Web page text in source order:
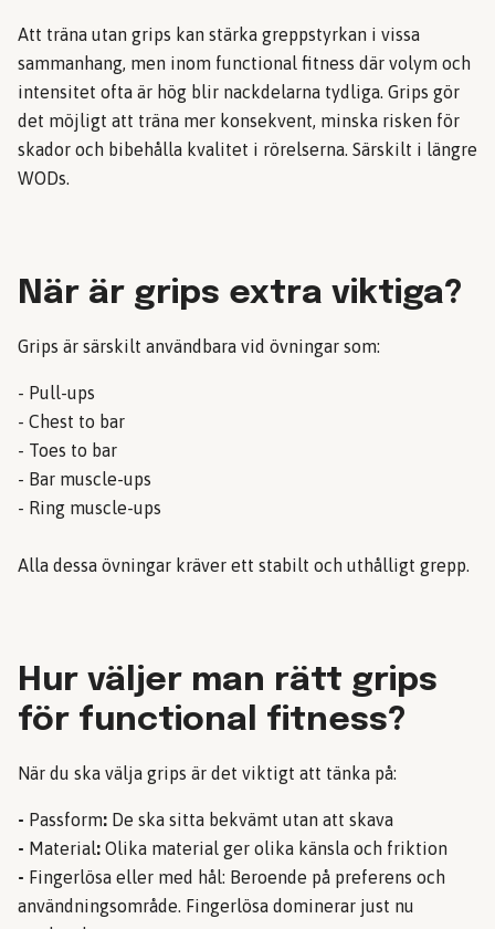
Att träna utan grips kan stärka greppstyrkan i vissa
sammanhang, men inom functional fitness där volym och
intensitet ofta är hög blir nackdelarna tydliga. Grips gör
det möjligt att träna mer konsekvent, minska risken för
skador och bibehålla kvalitet i rörelserna. Särskilt i längre
WODs.
När är grips extra viktiga?
Grips är särskilt användbara vid övningar som:
- Pull-ups
- Chest to bar
- Toes to bar
- Bar muscle-ups
- Ring muscle-ups
Alla dessa övningar kräver ett stabilt och uthålligt grepp.
Hur väljer man rätt grips
för functional fitness?
När du ska välja grips är det viktigt att tänka på:
- Passform: De ska sitta bekvämt utan att skava
- Material: Olika material ger olika känsla och friktion
- Fingerlösa eller med hål: Beroende på preferens och
användningsområde. Fingerlösa dominerar just nu